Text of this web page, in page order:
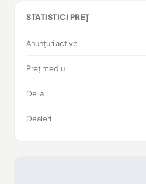
STATISTICI PREȚ
Anunțuri active
Preț mediu
De la
Dealeri